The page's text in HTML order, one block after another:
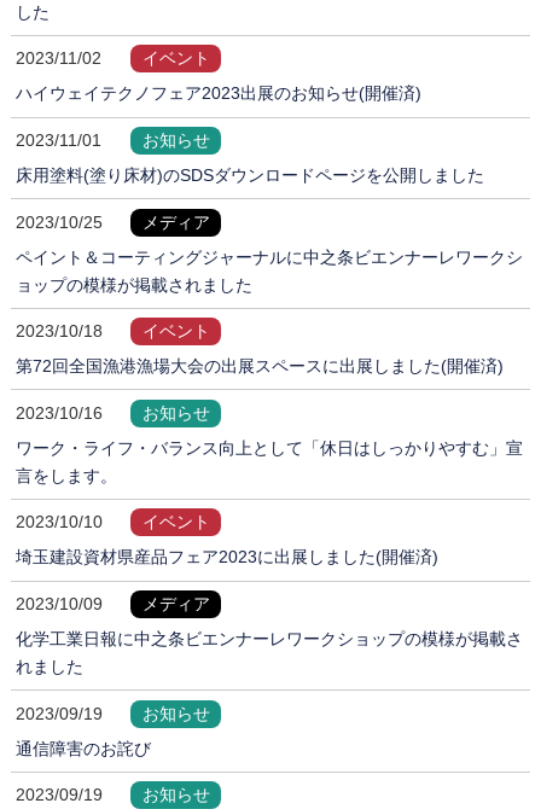
した
2023/11/02
イベント
ハイウェイテクノフェア2023出展のお知らせ(開催済)
2023/11/01
お知らせ
床用塗料(塗り床材)のSDSダウンロードページを公開しました
2023/10/25
メディア
ペイント＆コーティングジャーナルに中之条ビエンナーレワークシ
ョップの模様が掲載されました
2023/10/18
イベント
第72回全国漁港漁場大会の出展スペースに出展しました(開催済)
2023/10/16
お知らせ
ワーク・ライフ・バランス向上として「休日はしっかりやすむ」宣
言をします。
2023/10/10
イベント
埼玉建設資材県産品フェア2023に出展しました(開催済)
2023/10/09
メディア
化学工業日報に中之条ビエンナーレワークショップの模様が掲載さ
れました
2023/09/19
お知らせ
通信障害のお詫び
2023/09/19
お知らせ